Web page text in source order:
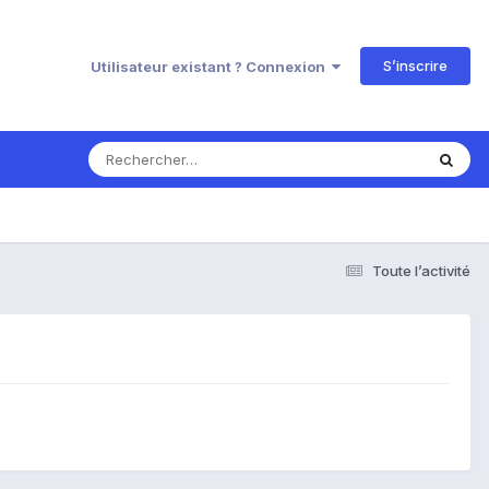
Utilisateur existant ? Connexion S’inscrire
Toute l’activité